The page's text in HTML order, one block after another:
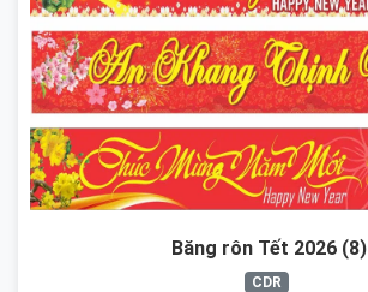
Băng rôn Tết 2026 (8)
CDR